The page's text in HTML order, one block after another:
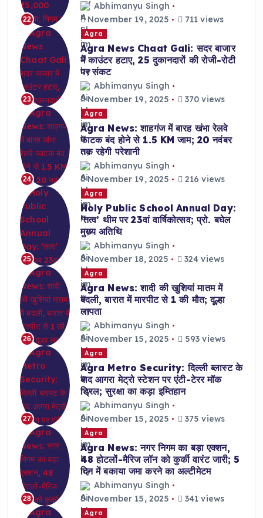
22
Abhimanyu Singh
November 19, 2025
711 views
23
Agra
Agra News Chaat Gali: सदर बाजार
में काउंटर हटाए, 25 दुकानदारों की रोजी-रोटी
पर संकट
Abhimanyu Singh
November 19, 2025
370 views
24
Agra
Agra News: शाहगंज में बारह खंभा रेलवे
फाटक बंद होने से 1.5 KM जाम; 20 नवंबर
तक रहेगी परेशानी
Abhimanyu Singh
November 19, 2025
216 views
25
Agra
Holy Public School Annual Day:
‘तत्व’ थीम पर 23वां वार्षिकोत्सव; प्रो. बघेल
मुख्य अतिथि
Abhimanyu Singh
November 18, 2025
324 views
26
Agra
Agra News: शादी की खुशियां मातम में
बदली, बारात में मारपीट से 1 की मौत; दूल्हा
लापता
Abhimanyu Singh
November 15, 2025
593 views
27
Agra
Agra Metro Security: दिल्ली ब्लास्ट के
बाद आगरा मेट्रो स्टेशन पर एंटी-टेरर मॉक
ड्रिल; सुरक्षा का कड़ा इम्तिहान
Abhimanyu Singh
November 15, 2025
375 views
28
Agra
Agra News: नगर निगम का बड़ा एक्शन,
48 होटलों-मैरिज लॉन को कुर्की वारंट जारी; 5
दिन में बकाया जमा करने का अल्टीमेटम
Abhimanyu Singh
November 15, 2025
341 views
Agra